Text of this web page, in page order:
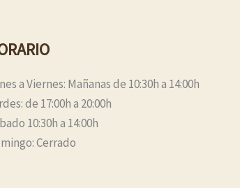
a Viernes: Mañanas de 10:30h a 14:00h
de 17:00h a 20:00h
10:30h a 14:00h
Cerrado